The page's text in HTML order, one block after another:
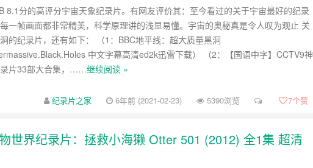
8.1分的高评分宇宙天象纪录片。有网友评价其：至今看过的关于宇宙最好的纪录
一帧画面都非常精美，科学原理讲的浅显易懂。宇宙的奥秘真是令人叹为观止 关
的纪录片，还有如下： （1：BBC地平线：超大质量黑洞
中文字幕高清ed2k迅雷下载） （2：【国语中字】CCTV9神
片33部大合集，……继续阅读 »
纪录片之家 6年前 (2021-02-23) 5390浏览 7个赞
世界纪录片：拯救小海獭 Otter 501 (2012) 全1集 超清